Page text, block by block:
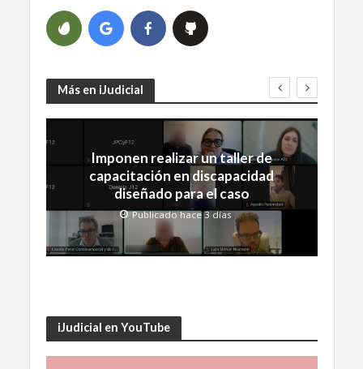
Más en iJudicial
Imponen realizar un taller de
capacitación en discapacidad
diseñado para el caso
Publicado hace 3 días
iJudicial en YouTube